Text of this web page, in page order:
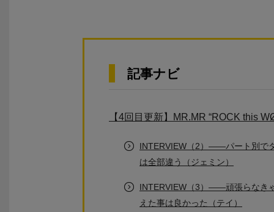
記事ナビ
【4回目更新】MR.MR “ROCK this
INTERVIEW（2）――パート別で
は全部違う（ジェミン）
INTERVIEW（3）――頑張らなき
えた事は良かった（テイ）